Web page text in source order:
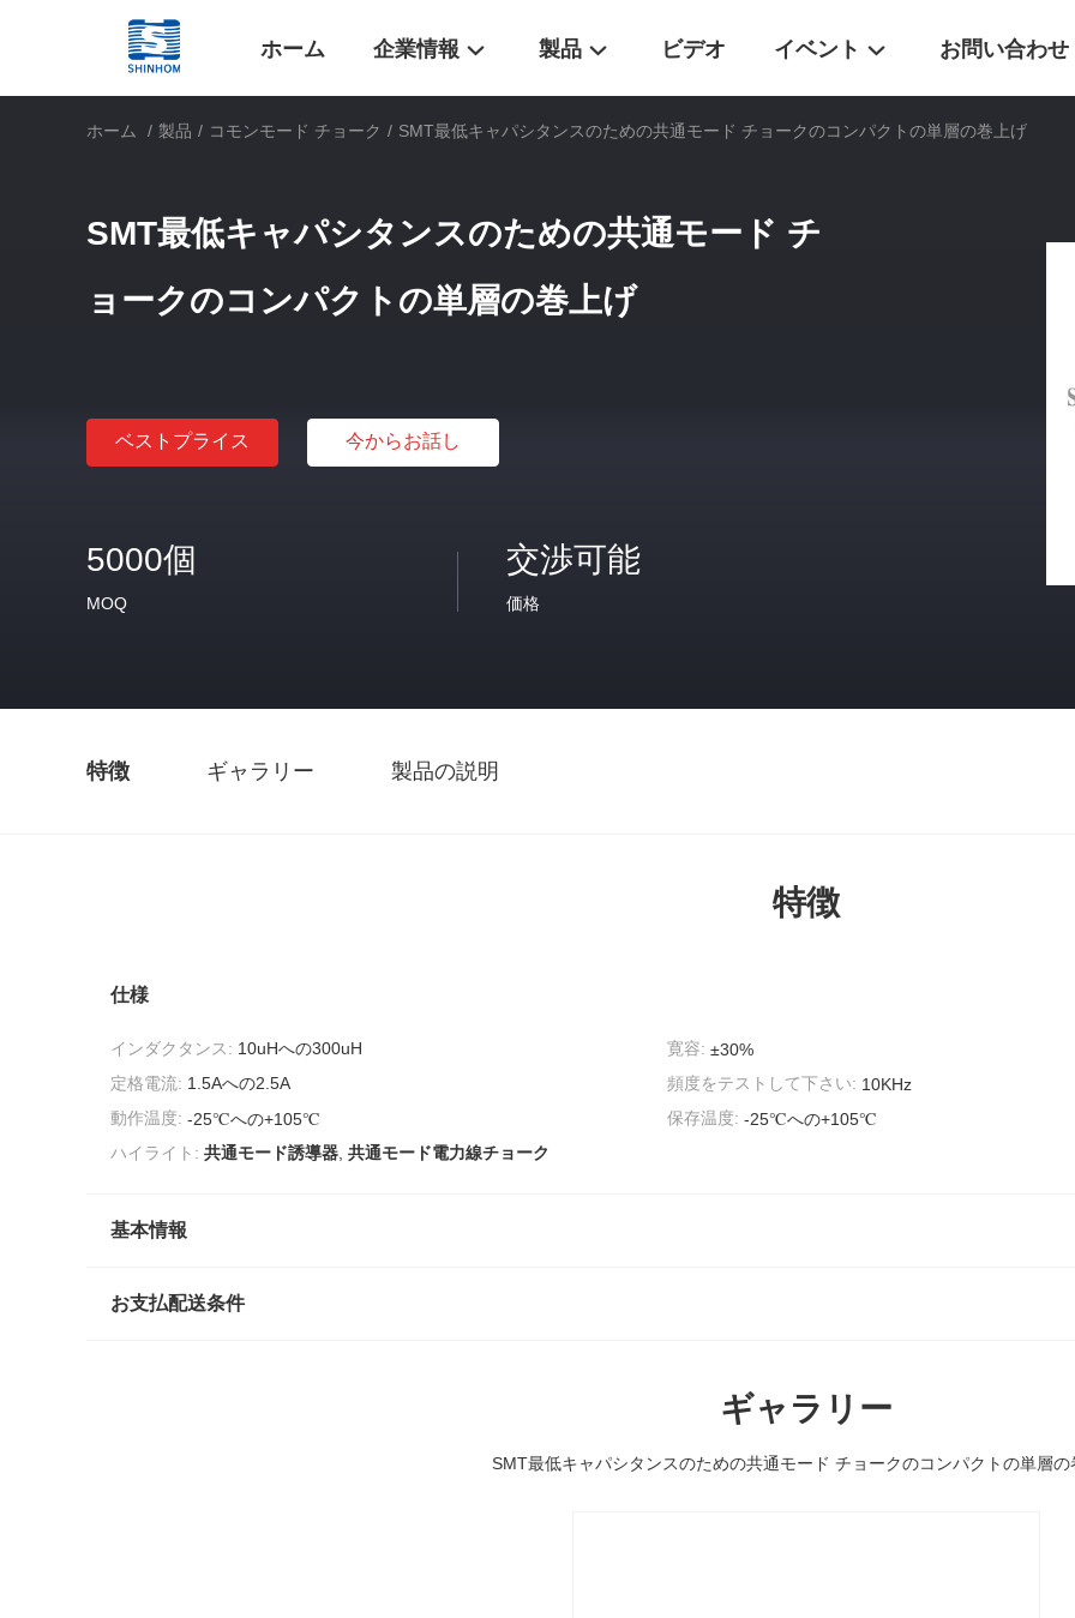
ホーム 企業情報 製品 ビデオ イベント お問い合わせ
ホーム / 製品 / コモンモード チョーク / SMT最低キャパシタンスのための共通モード チョークのコンパクトの単層の巻上げ
SMT最低キャパシタンスのための共通モード チ
ョークのコンパクトの単層の巻上げ
ベストプライス 今からお話し
5000個
MOQ
交渉可能
価格
特徴 ギャラリー 製品の説明
特徴
仕様
インダクタンス: 10uHへの300uH 寛容: ±30%
定格電流: 1.5Aへの2.5A 頻度をテストして下さい: 10KHz
動作温度: -25℃への+105℃ 保存温度: -25℃への+105℃
ハイライト: 共通モード誘導器 共通モード電力線チョーク
基本情報
お支払配送条件
ギャラリー
SMT最低キャパシタンスのための共通モード チョークのコンパクトの単層の